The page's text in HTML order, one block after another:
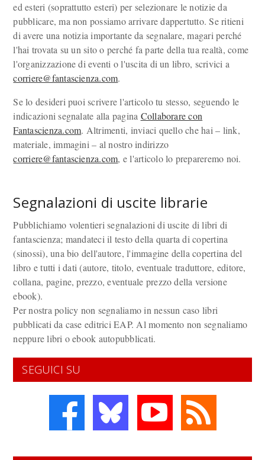
ed esteri (soprattutto esteri) per selezionare le notizie da
pubblicare, ma non possiamo arrivare dappertutto. Se ritieni
di avere una notizia importante da segnalare, magari perché
l'hai trovata su un sito o perché fa parte della tua realtà, come
l'organizzazione di eventi o l'uscita di un libro, scrivici a
corriere@fantascienza.com.
Se lo desideri puoi scrivere l'articolo tu stesso, seguendo le
indicazioni segnalate alla pagina Collaborare con
Fantascienza.com. Altrimenti, inviaci quello che hai – link,
materiale, immagini – al nostro indirizzo
corriere@fantascienza.com, e l'articolo lo prepareremo noi.
Segnalazioni di uscite librarie
Pubblichiamo volentieri segnalazioni di uscite di libri di
fantascienza; mandateci il testo della quarta di copertina
(sinossi), una bio dell'autore, l'immagine della copertina del
libro e tutti i dati (autore, titolo, eventuale traduttore, editore,
collana, pagine, prezzo, eventuale prezzo della versione
ebook).
Per nostra policy non segnaliamo in nessun caso libri
pubblicati da case editrici EAP. Al momento non segnaliamo
neppure libri o ebook autopubblicati.
SEGUICI SU